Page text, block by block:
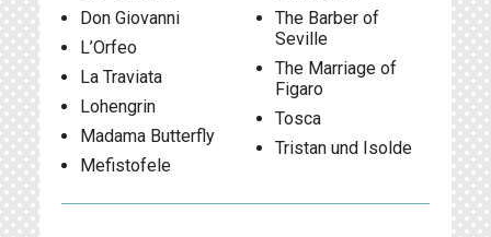
Don Giovanni
L’Orfeo
La Traviata
Lohengrin
Madama Butterfly
Mefistofele
The Barber of
Seville
The Marriage of
Figaro
Tosca
Tristan und Isolde